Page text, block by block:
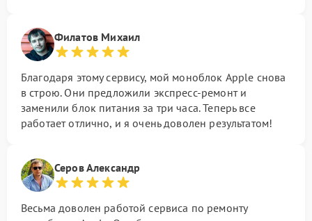
Филатов Михаил
Благодаря этому сервису, мой моноблок Apple снова
в строю. Они предложили экспресс-ремонт и
заменили блок питания за три часа. Теперь все
работает отлично, и я очень доволен результатом!
Серов Александр
Весьма доволен работой сервиса по ремонту